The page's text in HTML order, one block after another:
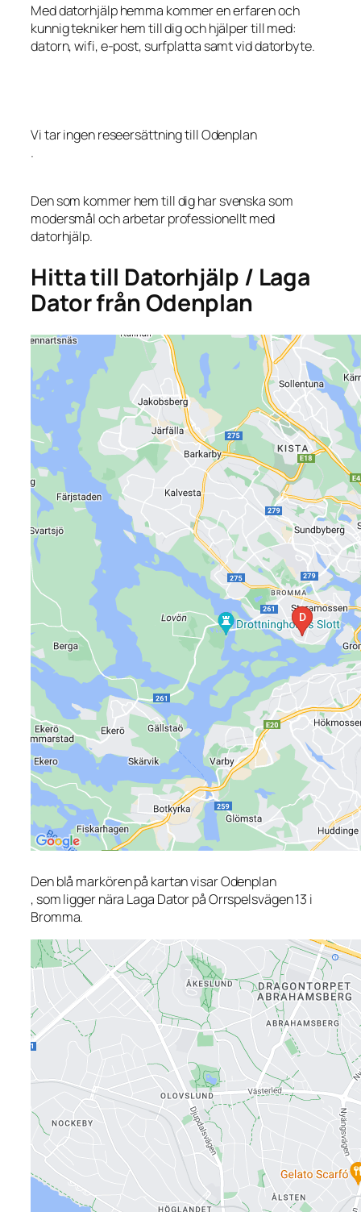
Med datorhjälp hemma kommer en erfaren och
kunnig tekniker hem till dig och hjälper till med:
datorn, wifi, e-post, surfplatta samt vid datorbyte.
Vi tar ingen reseersättning till Odenplan
.
Den som kommer hem till dig har svenska som
modersmål och arbetar professionellt med
datorhjälp.
Hitta till Datorhjälp / Laga
Dator från Odenplan
Den blå markören på kartan visar Odenplan
, som ligger nära Laga Dator på Orrspelsvägen 13 i
Bromma.